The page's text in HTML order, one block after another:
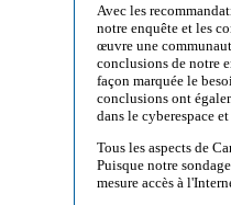
Avec les
notre enquête et les
œuvre une
conclusions de notre
façon marquée le
conclusions ont
dans le cyberespace
Tous les aspects de
Puisque notre
mesure accès à